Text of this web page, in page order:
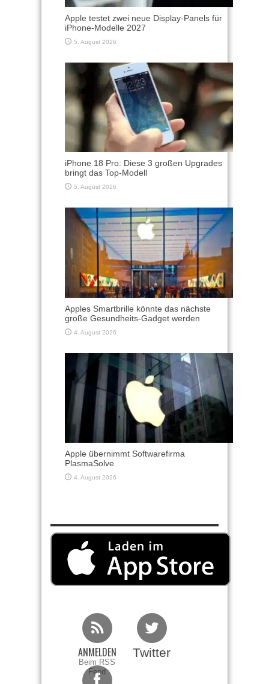
Apple testet zwei neue Display-Panels für
iPhone-Modelle 2027
5. August 2026
iPhone 18 Pro: Diese 3 großen Upgrades
bringt das Top-Modell
5. August 2026
Apples Smartbrille könnte das nächste
große Gesundheits-Gadget werden
4. August 2026
Apple übernimmt Softwarefirma
PlasmaSolve
4. August 2026
ANMELDEN
Beim RSS
Feed
Twitter